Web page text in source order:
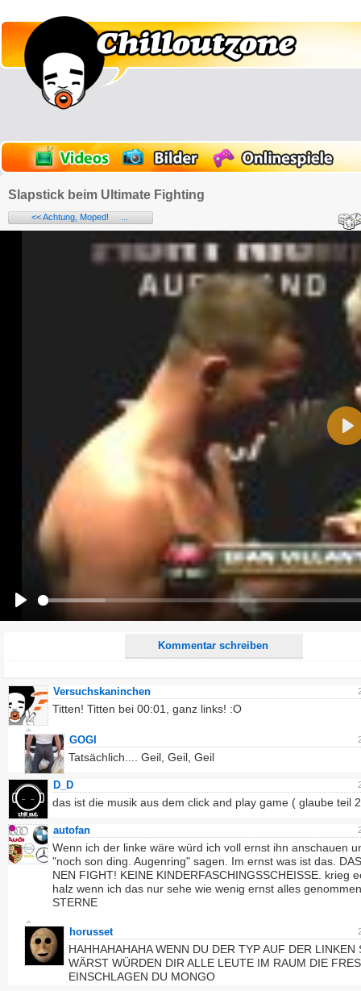
Slapstick beim Ultimate Fighting
<< Achtung, Moped! ...
Kommentar schreiben
E-Mail-Adresse (optional):
Kommentar:
Alle HTML-Tags außer <br>, <strike> und <i> werden aus Deinem Kommentar entfernt.
URLs werden automatisch umgewandelt. Bitte verwende "www." oder "http://" in URLs
Ich möchte eine E-Mail, wenn zu meinem Kommentar Antworten erscheinen.
Ich möchte eine E-Mail, wenn auf dieser Seite weitere Kommentare erscheinen.
Versuchskaninchen
Titten! Titten bei 00:01, ganz links! :O
GOGI
Tatsächlich.... Geil, Geil, Geil
D_D
das ist die musik aus dem click and play game ( glaube teil
autofan
Wenn ich der linke wäre würd ich voll ernst ihn anschauen
"noch son ding. Augenring" sagen. Im ernst was ist das.
NEN FIGHT! KEINE KINDERFASCHINGSSCHEISSE. krieg
halz wenn ich das nur sehe wie wenig ernst alles
STERNE
horusset
HAHHAHAHAHA WENN DU DER TYP AUF DER LINKEN
WÄRST WÜRDEN DIR ALLE LEUTE IM RAUM DIE
EINSCHLAGEN DU MONGO